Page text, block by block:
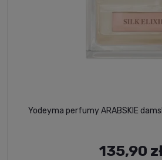
Yodeyma perfumy ARABSKIE
135,90